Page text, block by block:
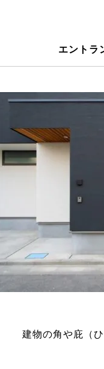
エントラ
建物の角や庇（